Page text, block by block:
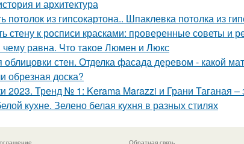
и архитектура
потолок из гипсокартона.. Шпаклевка потолка из
стену к росписи красками: проверенные советы и
чему равна. Что такое Люмен и Люкс
облицовки стен. Отделка фасада деревом - какой
обрезная доска?
2023. Тренд № 1: Kerama Marazzi и Грани Таганая –
кухне. Зелено белая кухня в разных стилях
Обратная связь